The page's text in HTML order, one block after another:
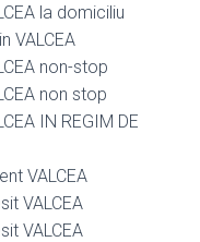
la domiciliu
VALCEA
non-stop
non stop
IN REGIM DE
VALCEA
VALCEA
VALCEA